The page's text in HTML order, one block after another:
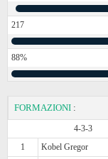
217
88%
FORMAZIONI :
4-3-3
1
Kobel Gregor